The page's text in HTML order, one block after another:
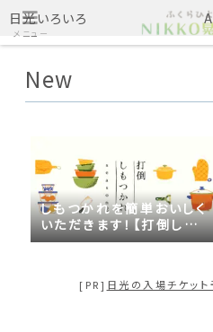
日光いろいろ
New
しもつかれを簡単おいしく
いただきます！【打倒しも
つかれｓｅａｓｏｎ２】
[PR] 日光の入場チケッ
メニュー